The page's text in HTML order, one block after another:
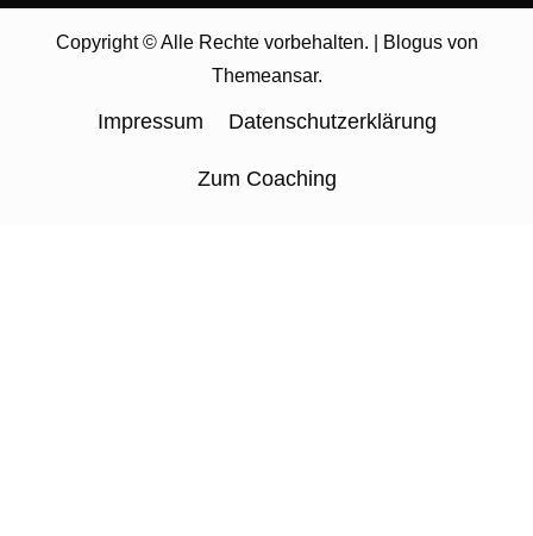
Copyright © Alle Rechte vorbehalten. Blogusvon
Themeansar.
Impressum Datenschutzerklärung
Zum Coaching